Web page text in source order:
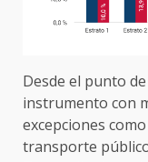
Desde el punto
instrumento con
excepciones
transporte